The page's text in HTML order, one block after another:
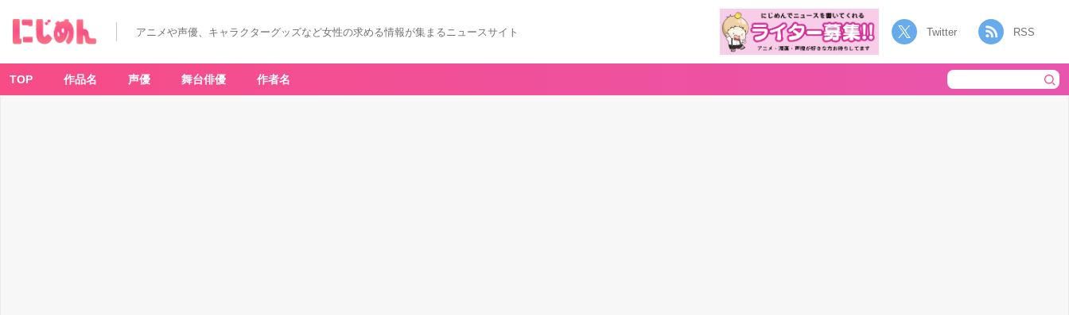
アニメや声優、キャラクターグッズなど女性の求める情報が集まるニュースサイト Twitter RSS
TOP 作品名 声優 舞台俳優 作者名